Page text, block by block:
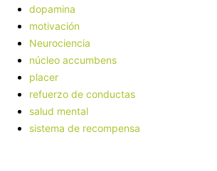
dopamina
motivación
Neurociencia
núcleo accumbens
placer
refuerzo de conductas
salud mental
sistema de recompensa